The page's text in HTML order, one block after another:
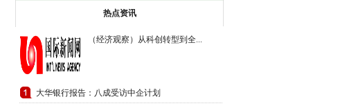
热点资讯
（经济观察）从科创转型到全...
大华银行报告：八成受访中企计划